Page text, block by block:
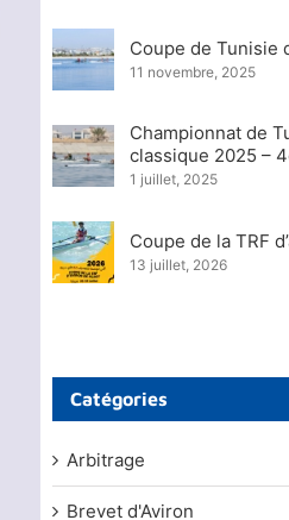
Coupe de Tunisie
11 novembre, 2025
Championnat de
classique 2025 –
1 juillet, 2025
Coupe de la TRF
13 juillet, 2026
Catégories
Arbitrage
Brevet d'Aviron